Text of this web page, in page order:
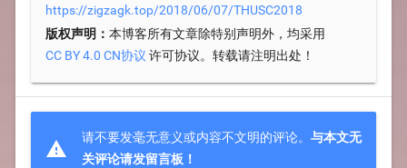
https://zigzagk.top/2018/06/07/THUSC2018
版权声明： 本博客所有文章除特别声明外，均采用
CC BY 4.0 CN协议 许可协议。转载请注明出处！

请不要发毫无意义或内容不文明的评论。 与本文无
关评论请发留言板！